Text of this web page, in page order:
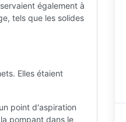
également à
tels que les solides
Elles étaient
point d'aspiration
pompant dans le